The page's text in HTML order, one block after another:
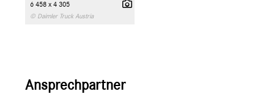
6 458 x 4 305
© Daimler Truck Austria
Ansprechpartner